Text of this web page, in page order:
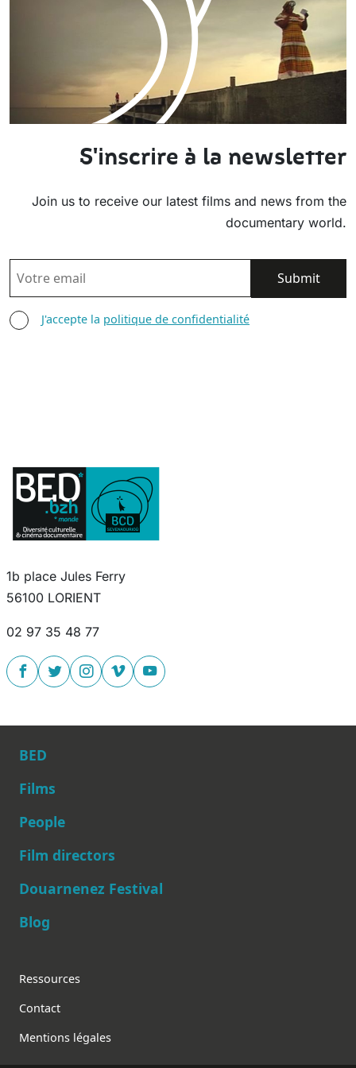
S'inscrire à la newsletter
Join us to receive our latest films and news from the
documentary world.
EMAIL
AGREE TERMS
J'accepte la politique de confidentialité
1b place Jules Ferry
56100 LORIENT
02 97 35 48 77
Main navigation
BED
Films
People
Film directors
Douarnenez Festival
Blog
Footer
Ressources
Contact
Mentions légales